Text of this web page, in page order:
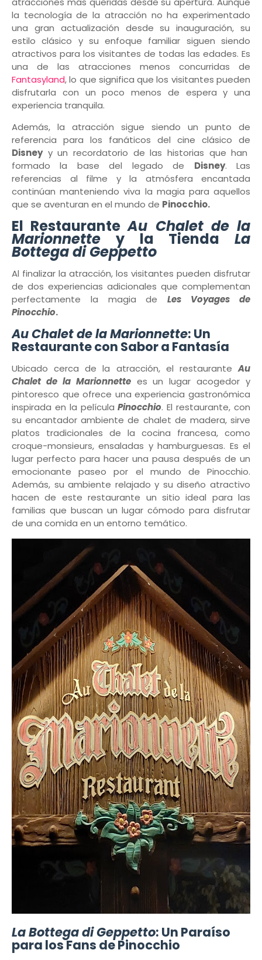
la tecnología de la atracción no ha experimentado
una gran actualización desde su inauguración, su
estilo clásico y su enfoque familiar siguen siendo
atractivos para los visitantes de todas las edades. Es
una de las atracciones menos concurridas de
Fantasyland, lo que significa que los visitantes pueden
disfrutarla con un poco menos de espera y una
experiencia tranquila.
Además, la atracción sigue siendo un punto de
referencia para los fanáticos del cine clásico de
Disneyy un recordatorio de las historias que han
formado la base del legado de Disney. Las
referencias al filme y la atmósfera encantada
continúan manteniendo viva la magia para aquellos
que se aventuran en el mundo de Pinocchio.
El RestauranteAu Chalet de la
Marionnette y la Tienda La
Bottega di Geppetto
Al finalizar la atracción, los visitantes pueden disfrutar
de dos experiencias adicionales que complementan
perfectamente la magia deLes Voyages de
Pinocchio.
Au Chalet de la Marionnette: Un
Restaurante con Sabor a Fantasía
Ubicado cerca de la atracción, el restauranteAu
Chalet de la Marionnettees un lugar acogedor y
pintoresco que ofrece una experiencia gastronómica
inspirada en la película Pinocchio. El restaurante, con
su encantador ambiente de chalet de madera, sirve
platos tradicionales de la cocina francesa, como
croque-monsieurs, ensaladas y hamburguesas. Es el
lugar perfecto para hacer una pausa después de un
emocionante paseo por el mundo de Pinocchio.
Además, su ambiente relajado y su diseño atractivo
hacen de este restaurante un sitio ideal para las
familias que buscan un lugar cómodo para disfrutar
de una comida en un entorno temático.
La Bottega di Geppetto: Un Paraíso
para los Fans de Pinocchio